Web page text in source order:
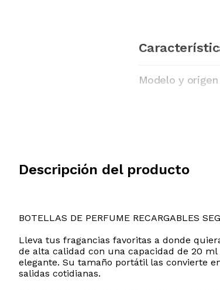
Modelo y origen
Descripción del producto
BOTELLAS DE PERFUME RECARGABLES
Lleva tus fragancias favoritas a donde
de alta calidad con una capacidad de 20
elegante. Su tamaño portátil las convierte
salidas cotidianas.